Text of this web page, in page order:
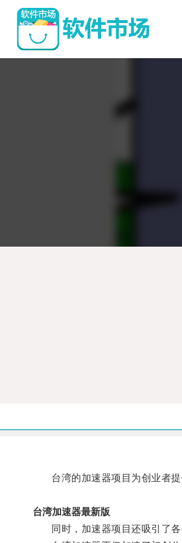
台湾的加速器项目为创业者提
台湾加速器最新版
同时，加速器项目还吸引了各